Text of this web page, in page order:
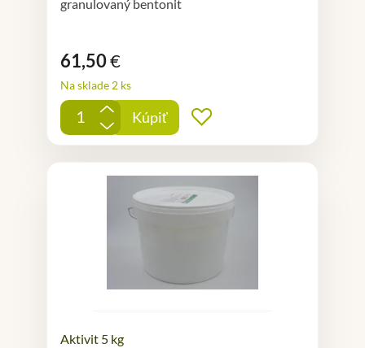
granulovaný bentonit
61,50€
Na sklade 2 ks
+
-
Kúpiť
Aktivit 5 kg